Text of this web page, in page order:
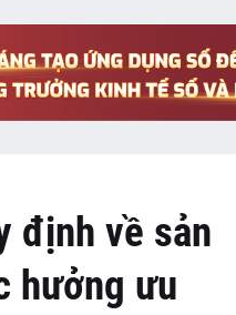
định về sản
hưởng ưu